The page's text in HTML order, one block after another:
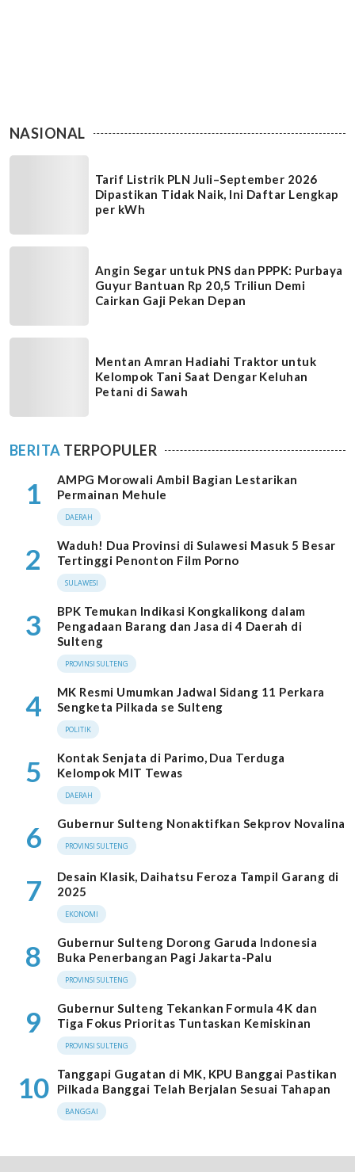
NASIONAL
Tarif Listrik PLN Juli–September 2026
Dipastikan Tidak Naik, Ini Daftar Lengkap
per kWh
Angin Segar untuk PNS dan PPPK: Purbaya
Guyur Bantuan Rp 20,5 Triliun Demi
Cairkan Gaji Pekan Depan
Mentan Amran Hadiahi Traktor untuk
Kelompok Tani Saat Dengar Keluhan
Petani di Sawah
BERITA TERPOPULER
1
AMPG Morowali Ambil Bagian Lestarikan
Permainan Mehule
DAERAH
2
Waduh! Dua Provinsi di Sulawesi Masuk 5 Besar
Tertinggi Penonton Film Porno
SULAWESI
3
BPK Temukan Indikasi Kongkalikong dalam
Pengadaan Barang dan Jasa di 4 Daerah di
Sulteng
PROVINSI SULTENG
4
MK Resmi Umumkan Jadwal Sidang 11 Perkara
Sengketa Pilkada se Sulteng
POLITIK
5
Kontak Senjata di Parimo, Dua Terduga
Kelompok MIT Tewas
DAERAH
6 Gubernur Sulteng Nonaktifkan Sekprov Novalina
PROVINSI SULTENG
7
Desain Klasik, Daihatsu Feroza Tampil Garang di
2025
EKONOMI
8
Gubernur Sulteng Dorong Garuda Indonesia
Buka Penerbangan Pagi Jakarta-Palu
PROVINSI SULTENG
9
Gubernur Sulteng Tekankan Formula 4K dan
Tiga Fokus Prioritas Tuntaskan Kemiskinan
PROVINSI SULTENG
10
Tanggapi Gugatan di MK, KPU Banggai Pastikan
Pilkada Banggai Telah Berjalan Sesuai Tahapan
BANGGAI